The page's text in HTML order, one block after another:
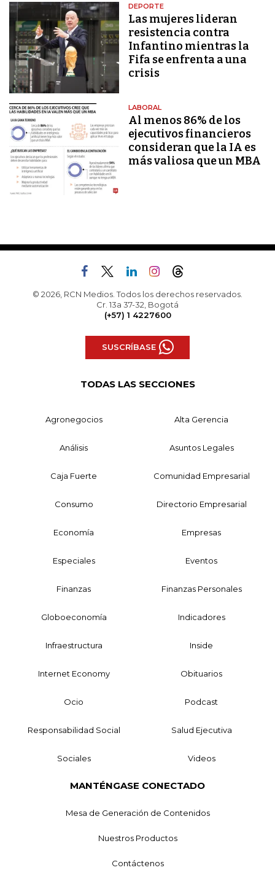
DEPORTE
Las mujeres lideran
resistencia contra
Infantino mientras la
Fifa se enfrenta a una
crisis
LABORAL
Al menos 86% de los
ejecutivos financieros
consideran que la IA es
más valiosa que un MBA
© 2026, RCN Medios. Todos los derechos reservados.
Cr. 13a 37-32, Bogotá
(+57) 1 4227600
SUSCRÍBASE
TODAS LAS SECCIONES
Agronegocios Alta Gerencia
Análisis Asuntos Legales
Caja Fuerte Comunidad Empresarial
Consumo Directorio Empresarial
Economía Empresas
Especiales Eventos
Finanzas Finanzas Personales
Globoeconomía Indicadores
Infraestructura Inside
Internet Economy Obituarios
Ocio Podcast
Responsabilidad Social Salud Ejecutiva
Sociales Videos
MANTÉNGASE CONECTADO
Mesa de Generación de Contenidos
Nuestros Productos
Contáctenos